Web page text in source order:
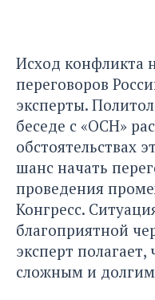
Исход конфликта
переговоров
эксперты.
беседе с «ОСН»
обстоятельствах
шанс начать
проведения
Конгресс.
благоприятной
эксперт
сложным и